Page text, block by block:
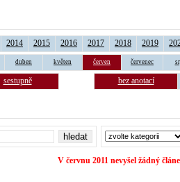
2014 2015 2016 2017 2018 2019
duben květen červen červenec
sestupně bez anotací
V červnu 2011 nevyšel žádný